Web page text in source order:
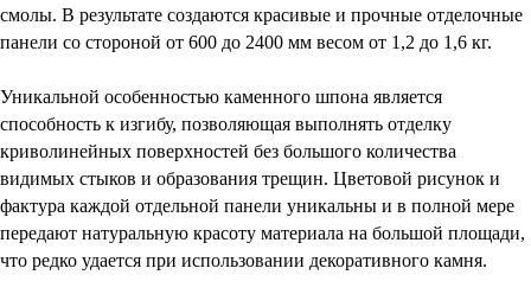
смолы. В результате создаются красивые и прочные отделочные
панели со стороной от 600 до 2400 мм весом от 1,2 до 1,6 кг.
Уникальной особенностью каменного шпона является
способность к изгибу, позволяющая выполнять отделку
криволинейных поверхностей без большого количества
видимых стыков и образования трещин. Цветовой рисунок и
фактура каждой отдельной панели уникальны и в полной мере
передают натуральную красоту материала на большой площади,
что редко удается при использовании декоративного камня.